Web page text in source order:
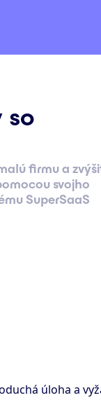
so
firmu a
svojho
SuperSaaS
úloha a